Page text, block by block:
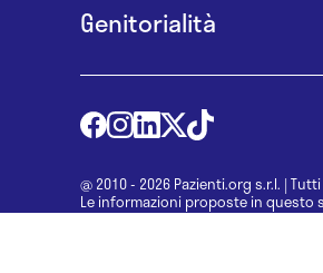
Genitorialità
@ 2010 - 2026 Pazienti.org s.r.l. |
Le informazioni proposte in
una diagnosi formulata dal